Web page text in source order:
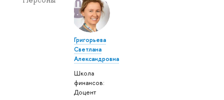
Григорьева
Светлана
Александровна
Школа
финансов:
Доцент